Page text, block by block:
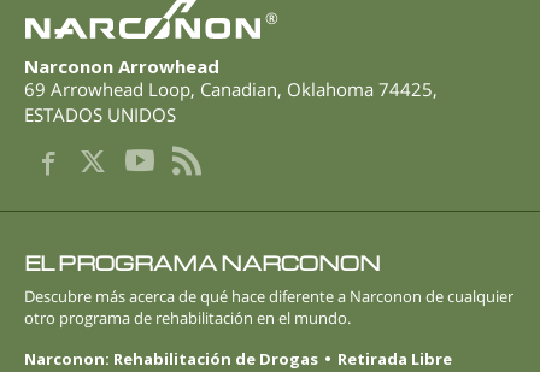
®
Narconon Arrowhead
69 Arrowhead Loop, Canadian, Oklahoma 74425,
ESTADOS UNIDOS
EL PROGRAMA NARCONON
Descubre más acerca de qué hace diferente a Narconon de cualquier
otro programa de rehabilitación en el mundo.
Narconon: Rehabilitación de Drogas
Retirada Libre